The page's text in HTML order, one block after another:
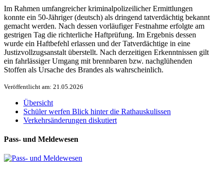
Im Rahmen umfangreicher kriminalpolizeilicher Ermittlungen
konnte ein 50-Jähriger (deutsch) als dringend tatverdächtig bekannt
gemacht werden. Nach dessen vorläufiger Festnahme erfolgte am
gestrigen Tag die richterliche Haftprüfung. Im Ergebnis dessen
wurde ein Haftbefehl erlassen und der Tatverdächtige in eine
Justizvollzugsanstalt überstellt. Nach derzeitigen Erkenntnissen gilt
ein fahrlässiger Umgang mit brennbaren bzw. nachglühenden
Stoffen als Ursache des Brandes als wahrscheinlich.
Veröffentlicht am: 21.05.2026
Übersicht
Schüler werfen Blick hinter die Rathauskulissen
Verkehrsänderungen diskutiert
Pass- und Meldewesen